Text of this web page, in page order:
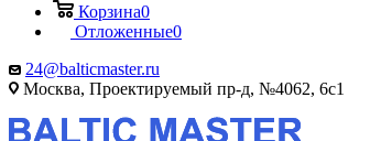
Корзина0
Отложенные0
24@balticmaster.ru
Москва, Проектируемый пр-д, №4062, 6с1